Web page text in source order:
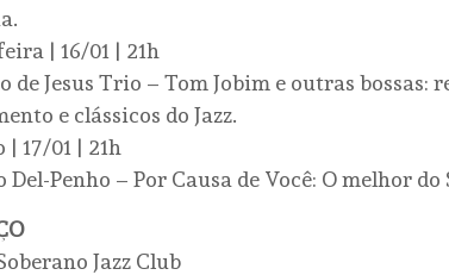
| 16/01 | 21h
de Jesus Trio – Tom Jobim e outras bossas:
e clássicos do Jazz.
| 17/01 | 21h
Del-Penho – Por Causa de Você: O melhor do
Jazz Club